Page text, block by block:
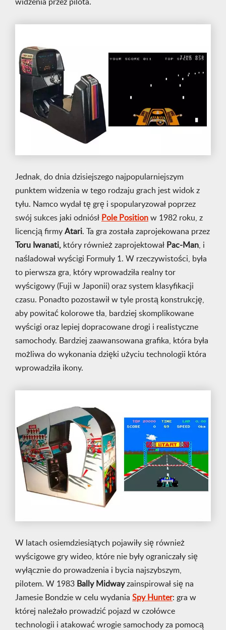
widzenia przez pilota.
Jednak, do dnia dzisiejszego najpopularniejszym
punktem widzenia w tego rodzaju grach jest widok z
tyłu. Namco wydał tę grę i spopularyzował poprzez
swój sukces jaki odniósł Pole Position w 1982 roku, z
licencją firmy Atari. Ta gra została zaprojekowana przez
Toru Iwanati, który również zaprojektował Pac-Man , i
naśladował wyścigi Formuły 1. W rzeczywistości, była
to pierwsza gra, który wprowadziła realny tor
wyścigowy (Fuji w Japonii) oraz system klasyfikacji
czasu. Ponadto pozostawił w tyle prostą konstrukcję,
aby powitać kolorowe tła, bardziej skomplikowane
wyścigi oraz lepiej dopracowane drogi i realistyczne
samochody. Bardziej zaawansowana grafika, która była
możliwa do wykonania dzięki użyciu technologii która
wprowadziła ikony.
W latach osiemdziesiątych pojawiły się również
wyścigowe gry wideo, które nie były ograniczały się
wyłącznie do prowadzenia i bycia najszybszym,
pilotem. W 1983 Bally Midwayzainspirował się na
Jamesie Bondzie w celu wydania Spy Hunter: gra w
której należało prowadzić pojazd w czołówce
technologii i atakować wrogie samochody za pomocą